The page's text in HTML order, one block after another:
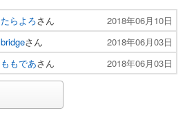
たらよろさん
2018年06月10日
bridgeさん
2018年06月03日
ももであさん 2018年06月03日